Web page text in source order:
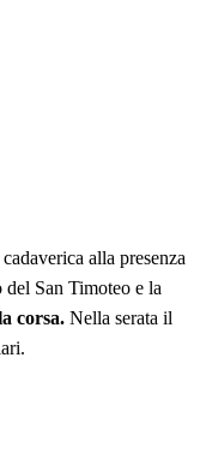
alla presenza
San Timoteo e la
corsa. Nella serata il